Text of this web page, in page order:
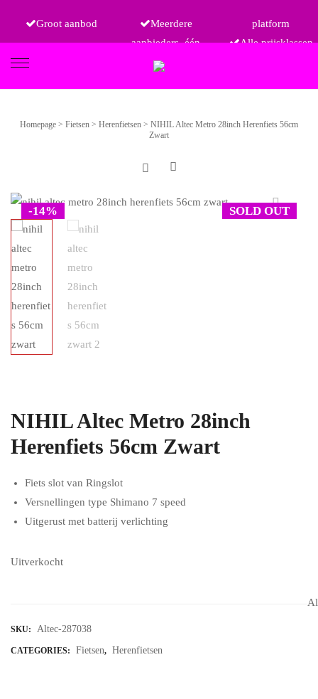
Groot aanbod
Meerdere
aanbieders, één
platform
Alle prijsklassen
Homepage > Fietsen > Herenfietsen > NIHIL Altec Metro 28inch Herenfiets 56cm
Zwart
-14% SOLD OUT
NIHIL Altec Metro 28inch
Herenfiets 56cm Zwart
Fiets slot van Ringslot
Versnellingen type Shimano 7 speed
Uitgerust met batterij verlichting
Uitverkocht
SKU: Altec-287038
CATEGORIES: Fietsen, Herenfietsen